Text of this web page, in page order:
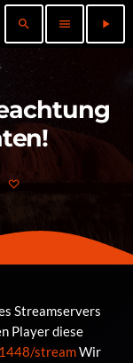
search menu play_arrow
Streamservers
Player diese
streamWir